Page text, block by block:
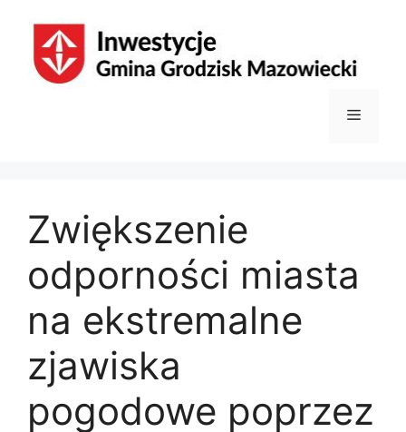
treści
Menu
Zwiększenie
odporności miasta
na ekstremalne
zjawiska
pogodowe poprzez